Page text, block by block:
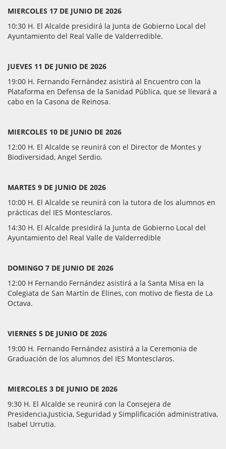
MIERCOLES 17 DE JUNIO DE 2026
10:30 H. El Alcalde presidirá la Junta de Gobierno Local del
Ayuntamiento del Real Valle de Valderredible.
JUEVES 11 DE JUNIO DE 2026
19:00 H. Fernando Fernández asistirá al Encuentro con la
Plataforma en Defensa de la Sanidad Pública, que se llevará a
cabo en la Casona de Reinosa.
MIERCOLES 10 DE JUNIO DE 2026
12:00 H. El Alcalde se reunirá con el Director de Montes y
Biodiversidad, Angel Serdio.
MARTES 9 DE JUNIO DE 2026
10:00 H. El Alcalde se reunirá con la tutora de los alumnos en
prácticas del IES Montesclaros.
14:30 H. El Alcalde presidirá la Junta de Gobierno Local del
Ayuntamiento del Real Valle de Valderredible
DOMINGO 7 DE JUNIO DE 2026
12:00 H Fernando Fernández asistirá a la Santa Misa en la
Colegiata de San Martín de Elines, con motivo de fiesta de La
Octava.
VIERNES 5 DE JUNIO DE 2026
19:00 H. Fernando Fernández asistirá a la Ceremonia de
Graduación de los alumnos del IES Montesclaros.
MIERCOLES 3 DE JUNIO DE 2026
9:30 H. El Alcalde se reunirá con la Consejera de
Presidencia,Justicia, Seguridad y Simplificación administrativa,
Isabel Urrutia.